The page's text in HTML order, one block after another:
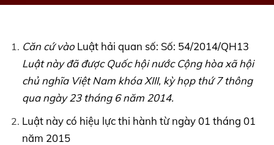
Căn cứ vào Luật hải quan số: Số: 54/2014/QH13
Luật này đã được Quốc hội nước Cộng hòa xã hội
chủ nghĩa Việt Nam khóa XIII, kỳ họp thứ 7 thông
qua ngày 23 tháng 6 năm 2014.
Luật này có hiệu lực thi hành từ ngày 01 tháng 01
năm 2015